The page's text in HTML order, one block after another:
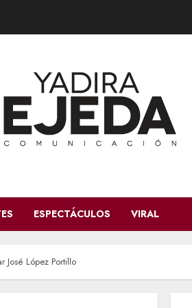
ESPECTÁCULOS VIRAL
López Portillo